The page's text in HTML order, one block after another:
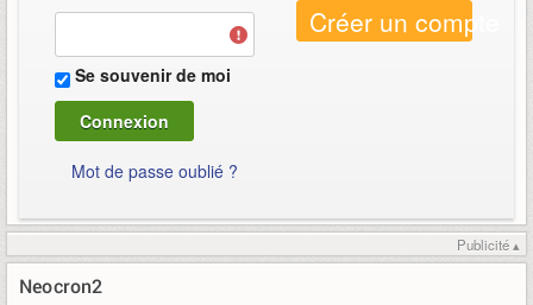
Se souvenir de moi
Mot de passe oublié ?
Créer un compte
Publicité ▴
Neocron2